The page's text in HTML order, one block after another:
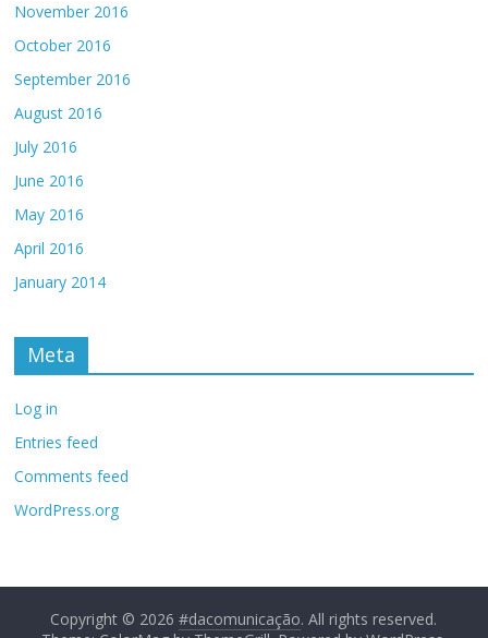
November 2016
October 2016
September 2016
August 2016
July 2016
June 2016
May 2016
April 2016
January 2014
Meta
Log in
Entries feed
Comments feed
WordPress.org
Copyright © 2026#dacomunicação. All rights reserved.